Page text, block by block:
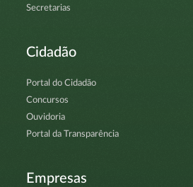
Secretarias
Cidadão
Portal do Cidadão
Concursos
Ouvidoria
Portal da Transparência
Empresas